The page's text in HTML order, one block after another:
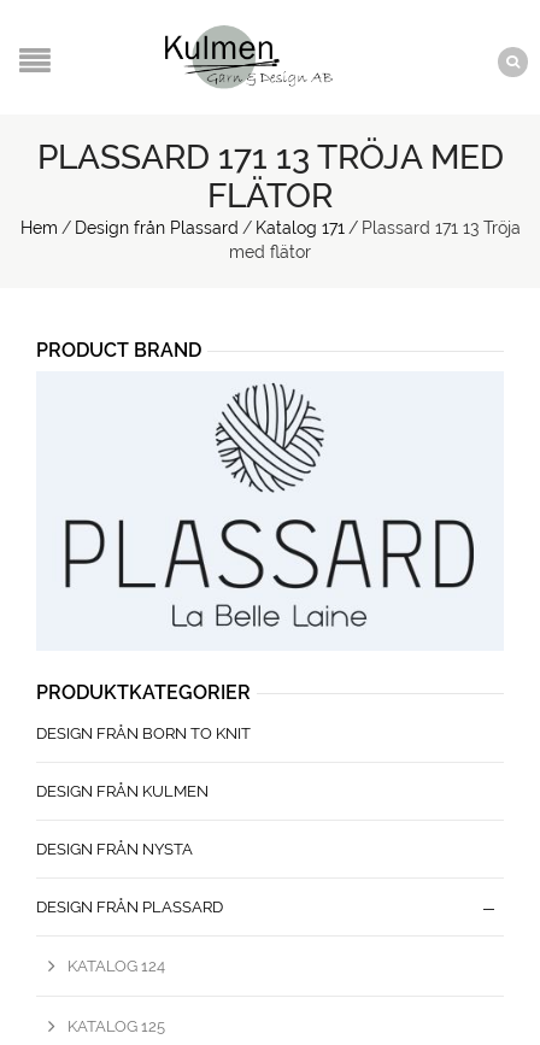
PLASSARD 171 13 TRÖJA MED
FLÄTOR
Hem / Design från Plassard / Katalog 171 / Plassard 171 13 Tröja
med flätor
PRODUCT BRAND
PRODUKTKATEGORIER
DESIGN FRÅN BORN TO KNIT
DESIGN FRÅN KULMEN
DESIGN FRÅN NYSTA
DESIGN FRÅN PLASSARD
KATALOG 124
KATALOG 125